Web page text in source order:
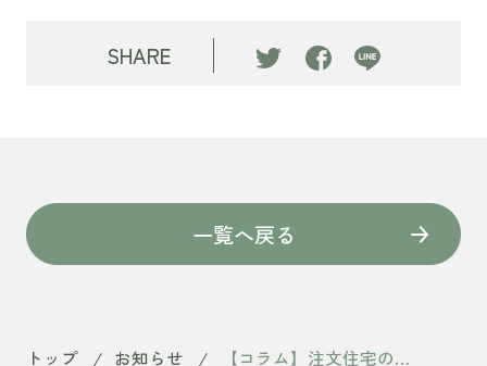
SHARE
一覧へ戻る
トップ お知らせ 【コラム】注文住宅の優先順位